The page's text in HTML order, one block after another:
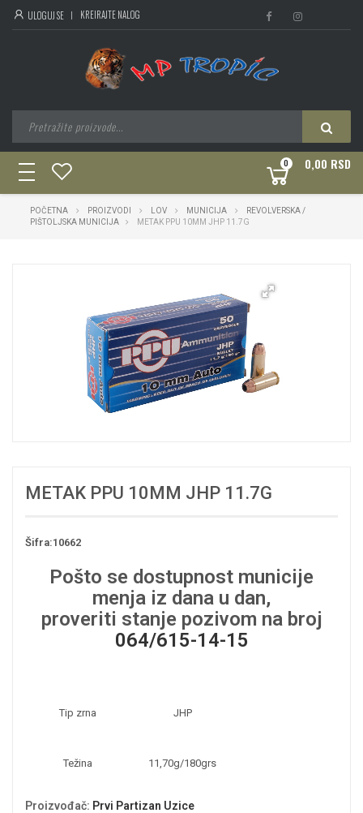
ULOGUJ SE KREIRAJTE NALOG
toggle
navigation
0 0,00 RSD
POČETNA PROIZVODI LOV MUNICIJA
REVOLVERSKA /
PIŠTOLJSKA MUNICIJA
METAK PPU 10MM JHP 11.7G
METAK PPU 10MM JHP 11.7G
Šifra:10662
Pošto se dostupnost municije
menja iz dana u dan,
proveriti stanje pozivom na broj
064/615-14-15
Tip zrna JHP
Težina 11,70g/180grs
Proizvođač: Prvi Partizan Uzice